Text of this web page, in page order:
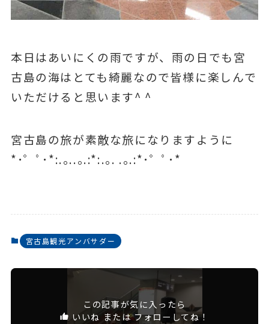
本日はあいにくの雨ですが、雨の日でも宮
古島の海はとても綺麗なので皆様に楽しんで
いただけると思います^ ^
宮古島の旅が素敵な旅になりますように
*･゜ﾟ･*:.｡..｡.:*:.｡. .｡.:*･゜ﾟ･*
宮古島観光アンバサダー
この記事が気に入ったら
いいね または フォローしてね！